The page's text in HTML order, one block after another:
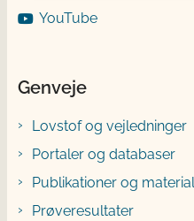
YouTube
Genveje
Lovstof og vejledninger
Portaler og databaser
Publikationer og
Prøveresultater